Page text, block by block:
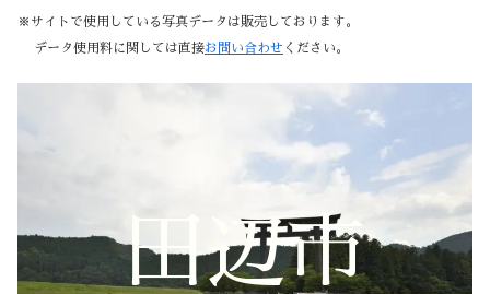
※サイトで使用している写真データは販売しております。
データ使用料に関しては直接お問い合わせ ください。
田辺市